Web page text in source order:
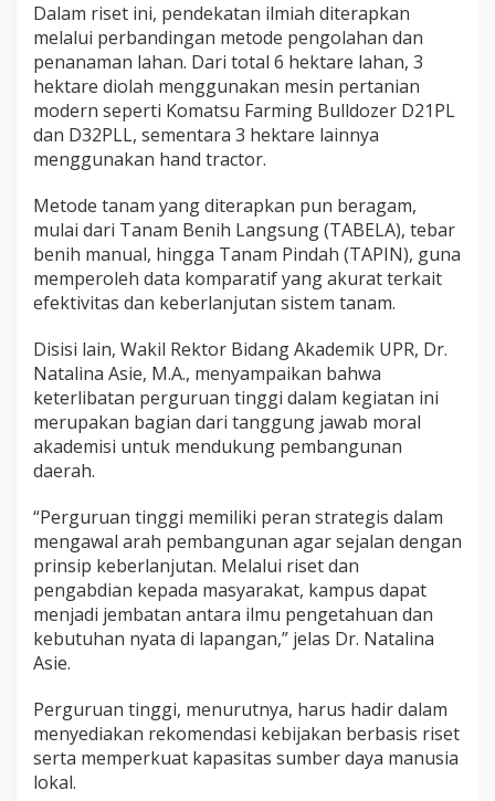
Dalam riset ini, pendekatan ilmiah diterapkan
melalui perbandingan metode pengolahan dan
penanaman lahan. Dari total 6 hektare lahan, 3
hektare diolah menggunakan mesin pertanian
modern seperti Komatsu Farming Bulldozer D21PL
dan D32PLL, sementara 3 hektare lainnya
menggunakan hand tractor.
Metode tanam yang diterapkan pun beragam,
mulai dari Tanam Benih Langsung (TABELA), tebar
benih manual, hingga Tanam Pindah (TAPIN), guna
memperoleh data komparatif yang akurat terkait
efektivitas dan keberlanjutan sistem tanam.
Disisi lain, Wakil Rektor Bidang Akademik UPR, Dr.
Natalina Asie, M.A., menyampaikan bahwa
keterlibatan perguruan tinggi dalam kegiatan ini
merupakan bagian dari tanggung jawab moral
akademisi untuk mendukung pembangunan
daerah.
“Perguruan tinggi memiliki peran strategis dalam
mengawal arah pembangunan agar sejalan dengan
prinsip keberlanjutan. Melalui riset dan
pengabdian kepada masyarakat, kampus dapat
menjadi jembatan antara ilmu pengetahuan dan
kebutuhan nyata di lapangan,” jelas Dr. Natalina
Asie.
Perguruan tinggi, menurutnya, harus hadir dalam
menyediakan rekomendasi kebijakan berbasis riset
serta memperkuat kapasitas sumber daya manusia
lokal.